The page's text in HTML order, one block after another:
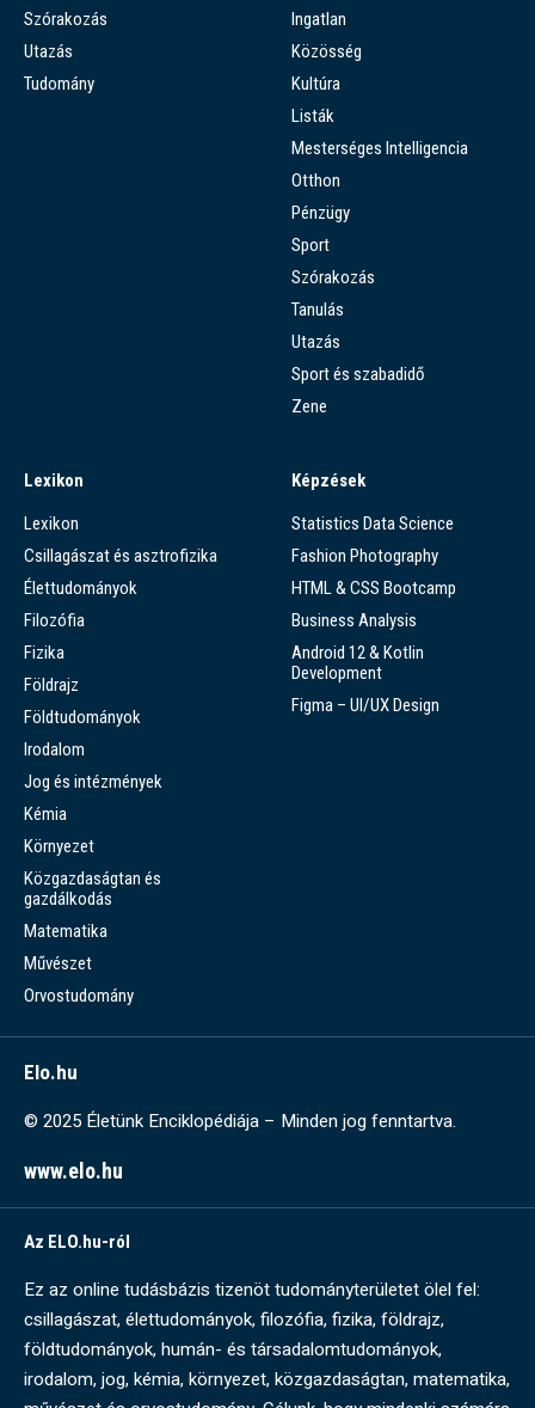
Szórakozás
Utazás
Tudomány
Ingatlan
Közösség
Kultúra
Listák
Mesterséges Intelligencia
Otthon
Pénzügy
Sport
Szórakozás
Tanulás
Utazás
Sport és szabadidő
Zene
Lexikon
Lexikon
Csillagászat és asztrofizika
Élettudományok
Filozófia
Fizika
Földrajz
Földtudományok
Irodalom
Jog és intézmények
Kémia
Környezet
Közgazdaságtan és
gazdálkodás
Matematika
Művészet
Orvostudomány
Képzések
Statistics Data Science
Fashion Photography
HTML & CSS Bootcamp
Business Analysis
Android 12 & Kotlin
Development
Figma – UI/UX Design
Elo.hu
© 2025 Életünk Enciklopédiája – Minden jog fenntartva.
www.elo.hu
Az ELO.hu-ról
Ez az online tudásbázis tizenöt tudományterületet ölel fel:
csillagászat, élettudományok, filozófia, fizika, földrajz,
földtudományok, humán- és társadalomtudományok,
irodalom, jog, kémia, környezet, közgazdaságtan, matematika,